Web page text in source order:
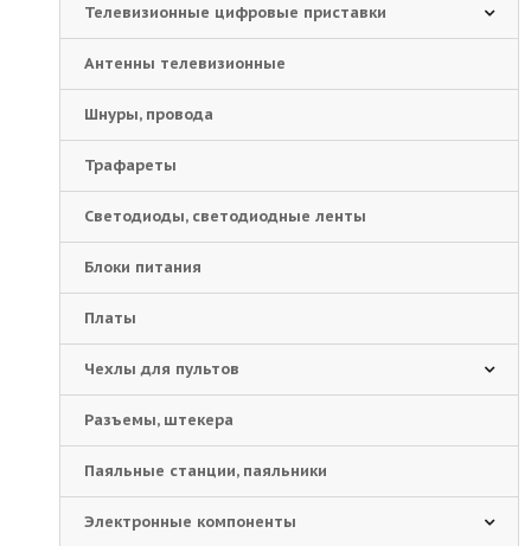
Телевизионные цифровые приставки
Антенны телевизионные
Шнуры, провода
Трафареты
Светодиоды, светодиодные ленты
Блоки питания
Платы
Чехлы для пультов
Разъемы, штекера
Паяльные станции, паяльники
Электронные компоненты